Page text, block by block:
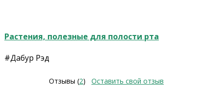
Растения, полезные для полости рта
#Дабур Рэд
Отзывы (2) Оставить свой отзыв